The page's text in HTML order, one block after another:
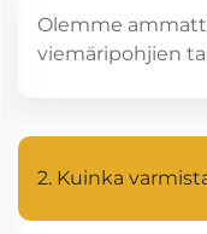
Olemme
viemäripohjien
2. Kuinka